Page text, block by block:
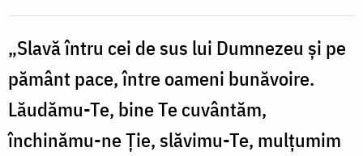
„Slavă întru cei de sus lui Dumnezeu și pe
pământ pace, între oameni bunăvoire.
Lăudămu-Te, bine Te cuvântăm,
închinămu-ne Ție, slăvimu-Te, mulțumim